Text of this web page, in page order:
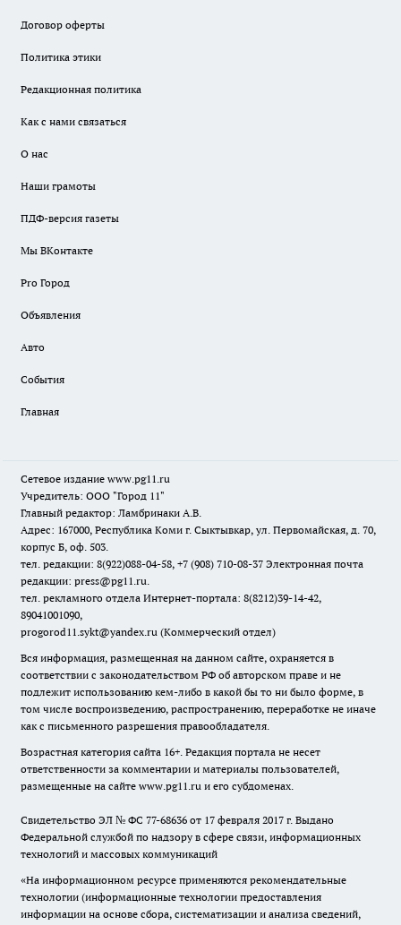
Договор оферты
Политика этики
Редакционная политика
Как с нами связаться
О нас
Наши грамоты
ПДФ-версия газеты
Мы ВКонтакте
Pro Город
Объявления
Авто
События
Главная
Сетевое издание www.pg11.ru
Учредитель: ООО "Город 11"
Главный редактор: Ламбринаки А.В.
Адрес: 167000, Республика Коми г. Сыктывкар, ул. Первомайская, д. 70,
корпус Б, оф. 503.
тел. редакции: 8(922)088-04-58, +7 (908) 710-08-37 Электронная почта
редакции: press@pg11.ru.
тел. рекламного отдела Интернет-портала: 8(8212)39-14-42,
89041001090,
progorod11.sykt@yandex.ru (Коммерческий отдел)
Вся информация, размещенная на данном сайте, охраняется в
соответствии с законодательством РФ об авторском праве и не
подлежит использованию кем-либо в какой бы то ни было форме, в
том числе воспроизведению, распространению, переработке не иначе
как с письменного разрешения правообладателя.
Возрастная категория сайта 16+. Редакция портала не несет
ответственности за комментарии и материалы пользователей,
размещенные на сайте www.pg11.ru и его субдоменах.
Свидетельство ЭЛ № ФС 77-68636 от 17 февраля 2017 г. Выдано
Федеральной службой по надзору в сфере связи, информационных
технологий и массовых коммуникаций
«На информационном ресурсе применяются рекомендательные
технологии (информационные технологии предоставления
информации на основе сбора, систематизации и анализа сведений,